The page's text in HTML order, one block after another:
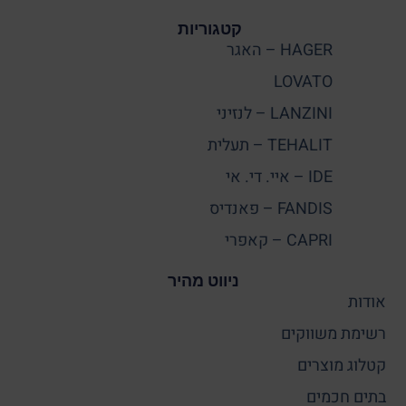
קטגוריות
HAGER – האגר
LOVATO
LANZINI – לנזיני
TEHALIT – תעלית
IDE – איי. די. אי
FANDIS – פאנדיס
CAPRI – קאפרי
ניווט מהיר
אודות
רשימת משווקים
קטלוג מוצרים
בתים חכמים